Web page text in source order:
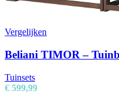
Vergelijken
Beliani TIMOR –
Tuinsets
€ 599,99